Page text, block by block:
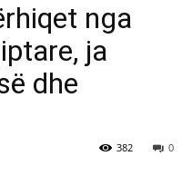
nga
ja
dhe
0
382